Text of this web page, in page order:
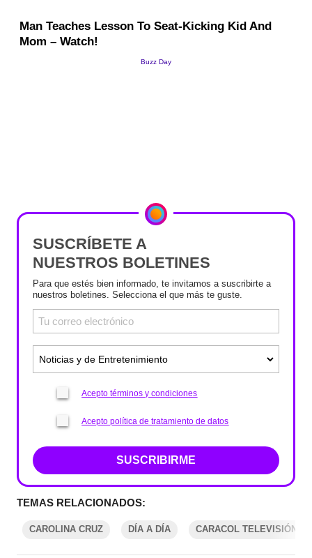
SUSCRÍBETE A
NUESTROS BOLETINES
Para que estés bien informado, te invitamos a suscribirte a
nuestros boletines. Selecciona el que más te guste.
Acepto términos y condiciones
Acepto política de tratamiento de datos
SUSCRIBIRME
TEMAS RELACIONADOS:
CAROLINA CRUZ DÍA A DÍA CARACOL TELEVISIÓN